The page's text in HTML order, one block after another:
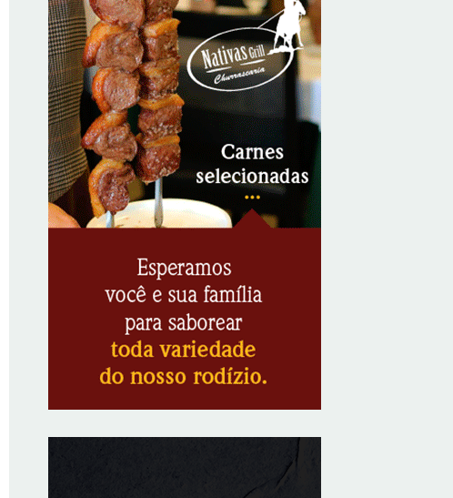
Reposição de testosterona não é
obrigatória para mulheres
8/7/2026
Em convenção do Republicanos, Flávio
Bolsonaro anuncia apoio a Cristiane Britto
8/7/2026
ABIMAQ promove workshop sobre contas
correntes em moeda estrangeira para
pessoas jurídicas
8/7/2026
KRJ destaca conector KARP durante o 55º
Circuito Nacional do Setor Elétrico
Flávio Bolsonaro declara apoio a Rodrigo
Valadares e Coronel Rocha na disputa
Opinião: Diplomas para um mundo que
não existe mais
Ampliada oferta de tratamento menos